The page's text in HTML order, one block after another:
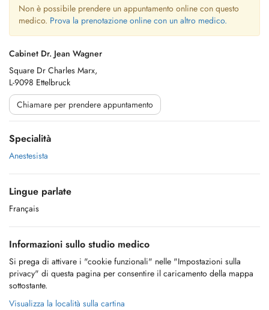
Non è possibile prendere un appuntamento online con questo
medico. Prova la prenotazione online con un altro medico.
Cabinet Dr. Jean Wagner
Square Dr Charles Marx,
L-9098 Ettelbruck
Chiamare per prendere appuntamento
Specialità
Anestesista
Lingue parlate
Français
Informazioni sullo studio medico
Si prega di attivare i "cookie funzionali" nelle "Impostazioni sulla
privacy" di questa pagina per consentire il caricamento della mappa
sottostante.
Visualizza la località sulla cartina